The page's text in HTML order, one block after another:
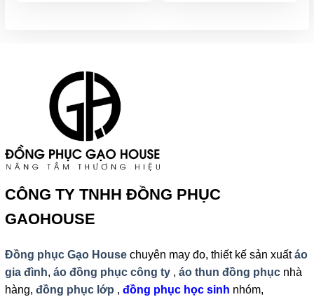
CÔNG TY TNHH ĐỒNG PHỤC
GAOHOUSE
Đồng phục Gạo Housechuyên may đo, thiết kế sản xuấtáo
gia đình, áo đồng phục công ty, áo thun đồng phụcnhà
hàng, đồng phục lớp , đồng phục học sinh nhóm,